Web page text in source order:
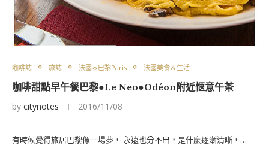
咖啡誌 旅誌 法國☼巴黎Paris 法國美食＆生活
咖啡甜點早午餐巴黎●Le Neo●Odéon附近愜意午茶
by citynotes 2016/11/08
有時候覺得旅居巴黎像一場夢， 永遠也分不出，是什麼逐漸清晰，…